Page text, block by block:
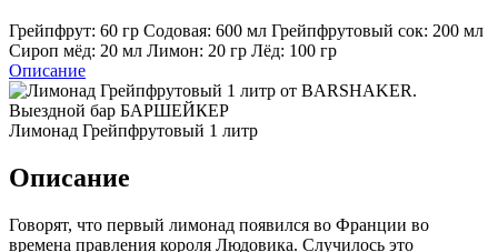
Грейпфрут: 60 гр Содовая: 600 мл Грейпфрутовый сок: 200 мл
Сироп мёд: 20 мл Лимон: 20 гр Лёд: 100 гр
Описание
Лимонад Грейпфрутовый 1 литр
Описание
Говорят, что первый лимонад появился во Франции во
времена правления короля Людовика. Случилось это